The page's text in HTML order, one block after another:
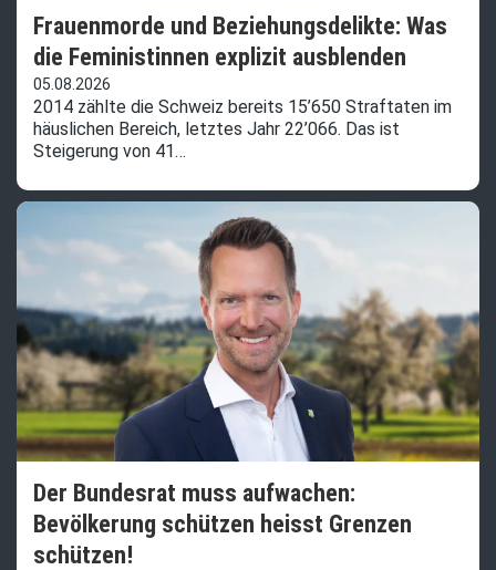
Frauenmorde und Beziehungsdelikte: Was
die Feministinnen explizit ausblenden
05.08.2026
2014 zählte die Schweiz bereits 15’650 Straftaten im
häuslichen Bereich, letztes Jahr 22’066. Das ist
Steigerung von 41…
Der Bundesrat muss aufwachen:
Bevölkerung schützen heisst Grenzen
schützen!